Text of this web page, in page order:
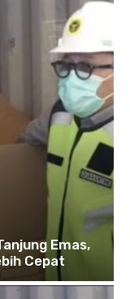
Emas,
Cepat